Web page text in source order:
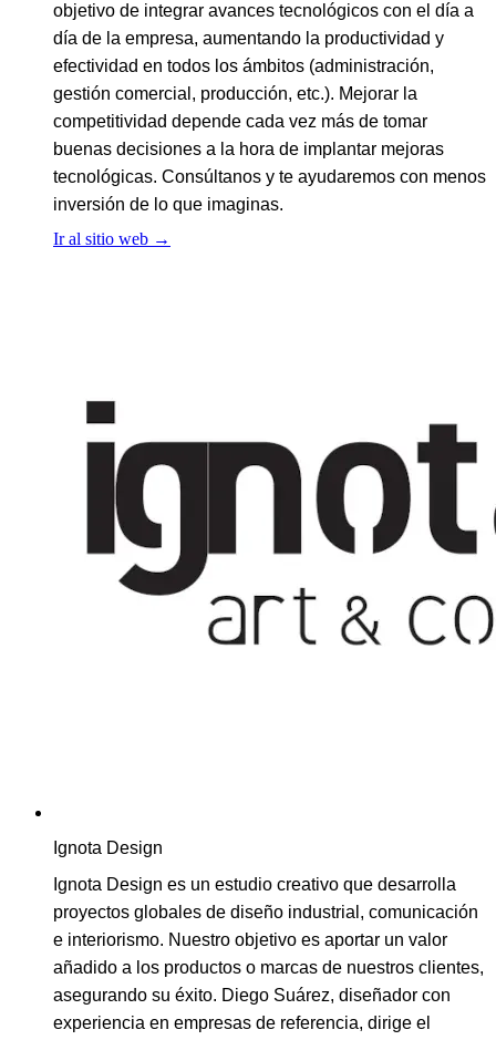
objetivo de integrar avances tecnológicos con el día a
día de la empresa, aumentando la productividad y
efectividad en todos los ámbitos (administración,
gestión comercial, producción, etc.). Mejorar la
competitividad depende cada vez más de tomar
buenas decisiones a la hora de implantar mejoras
tecnológicas. Consúltanos y te ayudaremos con menos
inversión de lo que imaginas.
Ir al sitio web →
Ignota Design
Ignota Design es un estudio creativo que desarrolla
proyectos globales de diseño industrial, comunicación
e interiorismo. Nuestro objetivo es aportar un valor
añadido a los productos o marcas de nuestros clientes,
asegurando su éxito. Diego Suárez, diseñador con
experiencia en empresas de referencia, dirige el